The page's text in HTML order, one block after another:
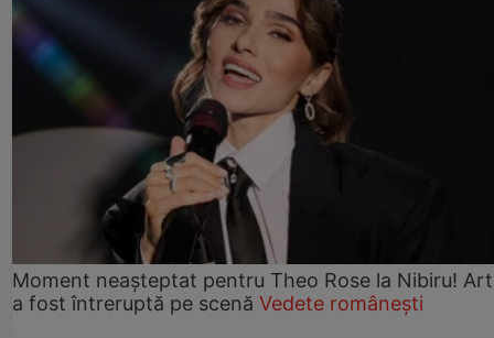
Moment neașteptat pentru Theo Rose la Nibiru!
a fost întreruptă pe scenă Vedete românești